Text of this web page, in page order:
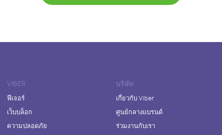
VIBER
ฟีเจอร์
เว็บบล็อก
ความปลอดภัย
บริษัท
เกี่ยวกับ Viber
ศูนย์กลางแบรนด์
ร่วมงานกับเรา